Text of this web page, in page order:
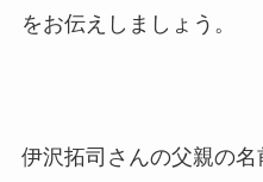
をお伝えしましょう。
伊沢拓司さんの父親の